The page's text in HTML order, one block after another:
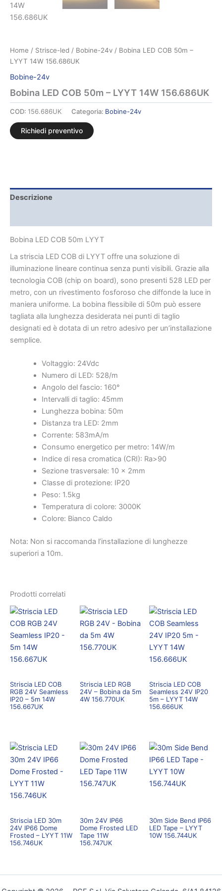
Home / Strisce-led / Bobine-24v / Bobina LED COB 50m –
LYYT 14W 156.686UK
Bobine-24v
Bobina LED COB 50m – LYYT 14W 156.686UK
COD: 156.686UK Categoria: Bobine-24v
Richiedi preventivo
Descrizione
Bobina LED COB 50m LYYT
La striscia LED COB di LYYT offre una soluzione di
illuminazione lineare continua senza punti visibili. Grazie alla
tecnologia COB (chip on board), sono presenti 528 LED per
metro, con un rivestimento fosforoso che diffonde la luce in
maniera uniforme. La bobina flessibile di 50m può essere
tagliata alla lunghezza desiderata nei punti di taglio
designati ed è dotata di un retro adesivo per un’installazione
semplice.
Voltaggio: 24Vdc
Numero di LED: 528/m
Angolo del fascio: 160°
Intervalli di taglio: 45mm
Lunghezza bobina: 50m
Distanza tra LED: 2mm
Corrente: 583mA/m
Consumo energetico per metro: 14W/m
Indice di resa cromatica (CRI): Ra>90
Sezione trasversale: 10 x 2mm
Classe di protezione: IP20
Peso: 1.5kg
Temperatura di colore: 3000K
Colore: Bianco Caldo
Nota: Non si raccomanda l’installazione di lunghezze
superiori a 10m.
Prodotti correlati
Striscia LED COB
RGB 24V Seamless
IP20 – 5m 14W
156.667UK
Striscia LED RGB
24V – Bobina da 5m
4W 156.770UK
Striscia LED COB
Seamless 24V IP20
5m – LYYT 14W
156.666UK
Striscia LED 30m
24V IP66 Dome
Frosted – LYYT 11W
156.746UK
30m 24V IP66
Dome Frosted LED
Tape 11W
156.747UK
30m Side Bend IP66
LED Tape – LYYT
10W 156.744UK